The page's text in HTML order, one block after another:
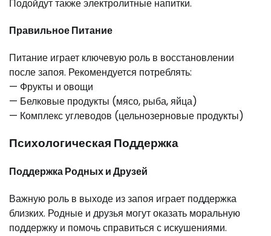
Подойдут также электролитные напитки.
Правильное Питание
Питание играет ключевую роль в восстановлении
после запоя. Рекомендуется потреблять:
— Фрукты и овощи
— Белковые продукты (мясо, рыба, яйца)
— Комплекс углеводов (цельнозерновые продукты)
Психологическая Поддержка
Поддержка Родных и Друзей
Важную роль в выходе из запоя играет поддержка
близких. Родные и друзья могут оказать моральную
поддержку и помочь справиться с искушениями.